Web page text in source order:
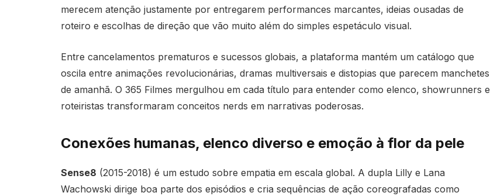
merecem atenção justamente por entregarem performances marcantes, ideias ousadas de
roteiro e escolhas de direção que vão muito além do simples espetáculo visual.
Entre cancelamentos prematuros e sucessos globais, a plataforma mantém um catálogo que
oscila entre animações revolucionárias, dramas multiversais e distopias que parecem manchetes
de amanhã. O 365 Filmes mergulhou em cada título para entender como elenco, showrunners e
roteiristas transformaram conceitos nerds em narrativas poderosas.
Conexões humanas, elenco diverso e emoção à flor da pele
Sense8 (2015-2018) é um estudo sobre empatia em escala global. A dupla Lilly e Lana
Wachowski dirige boa parte dos episódios e cria sequências de ação coreografadas como